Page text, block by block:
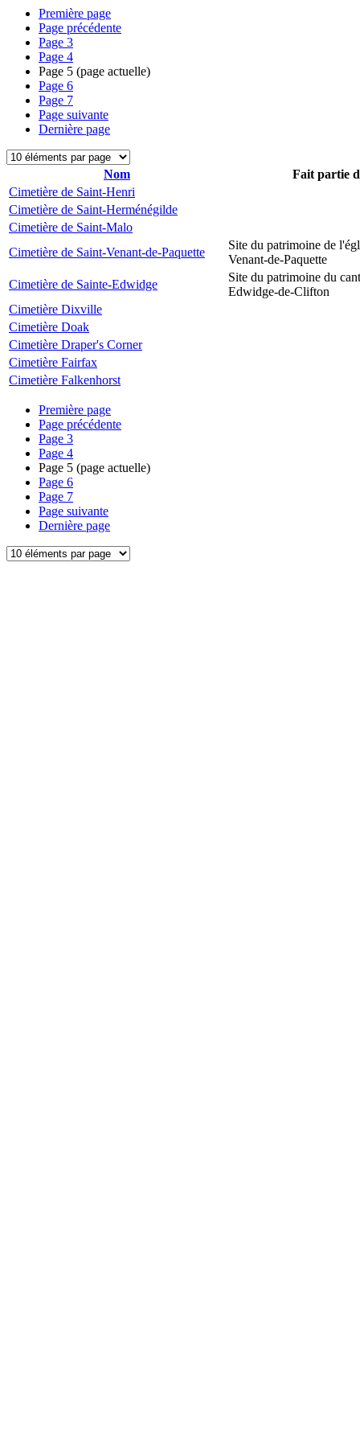
Première page
Page précédente
Page 3
Page 4
Page 5 (page actuelle)
Page 6
Page 7
Page suivante
Dernière page
Nom
Fait partie
Cimetière de Saint-Henri
Cimetière de Saint-Herménégilde
Cimetière de Saint-Malo
Cimetière de Saint-Venant-de-Paquette
Site du patrimoine de
Venant-de-Paquette
Cimetière de Sainte-Edwidge
Site du patrimoine du
Edwidge-de-Clifton
Cimetière Dixville
Cimetière Doak
Cimetière Draper's Corner
Cimetière Fairfax
Cimetière Falkenhorst
Première page
Page précédente
Page 3
Page 4
Page 5 (page actuelle)
Page 6
Page 7
Page suivante
Dernière page